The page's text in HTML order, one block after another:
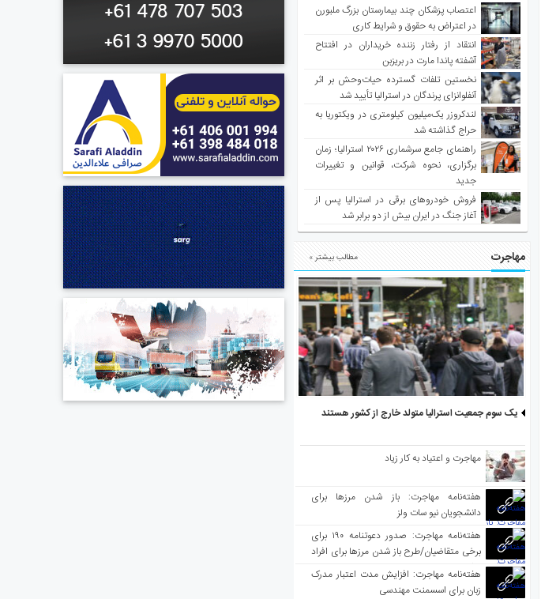
اعتصاب پزشکان چند بیمارستان بزرگ ملبورن
در اعتراض به حقوق و شرایط کاری
انتقاد از رفتار زننده خریداران در افتتاح
آشفته پاندا مارت در بریزبن
نخستین تلفات گسترده حیات‌وحش بر اثر
آنفلوانزای پرندگان در استرالیا تأیید شد
لندکروزر یک‌میلیون کیلومتری در ویکتوریا به
حراج گذاشته شد
راهنمای جامع سرشماری ۲۰۲۶ استرالیا؛ زمان
برگزاری، نحوه شرکت، قوانین و تغییرات
جدید
فروش خودروهای برقی در استرالیا پس از
آغاز جنگ در ایران بیش از دو برابر شد
مهاجرت مطالب بیشتر »
یک سوم جمعیت استرالیا متولد خارج از کشور هستند
مهاجرت و اعتیاد به کار زیاد
هفته‌نامه مهاجرت: باز شدن مرزها برای
دانشجویان نیو سات ولز
هفته‌نامه مهاجرت: صدور دعوتنامه ۱۹۰ برای
برخی متقاضیان/طرح باز شدن مرزها برای افراد
واکسینه شده
هفته‌نامه مهاجرت: افزایش مدت اعتبار مدرک
زبان برای اسسمنت مهندسی